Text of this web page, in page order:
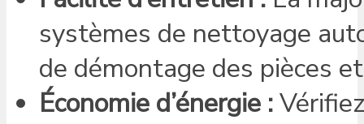
systèmes de nettoyage
de démontage des pièces
Économie d’énergie :